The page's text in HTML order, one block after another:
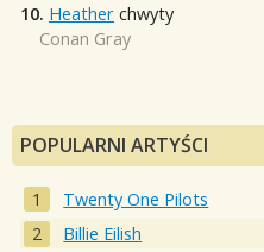
10. Heather chwyty
Conan Gray
POPULARNI ARTYŚCI
Twenty One Pilots
Billie Eilish